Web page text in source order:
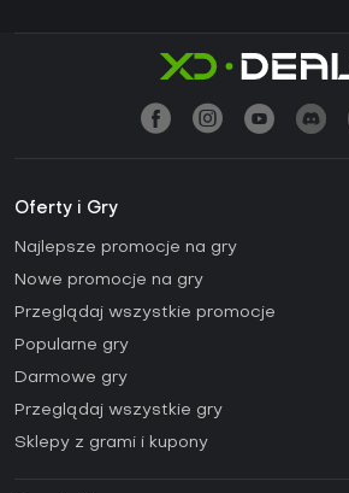
Oferty i Gry
Najlepsze promocje na gry
Nowe promocje na gry
Przeglądaj wszystkie promocje
Popularne gry
Darmowe gry
Przeglądaj wszystkie gry
Sklepy z grami i kupony